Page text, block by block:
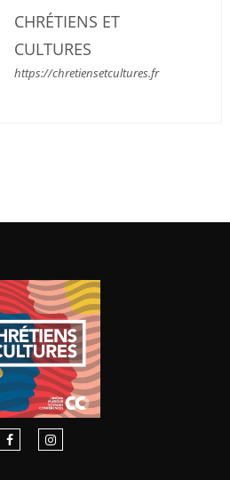
CHRÉTIENS ET
CULTURES
https://chretiensetcultures.fr